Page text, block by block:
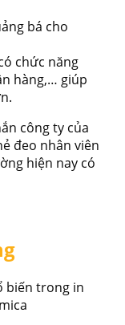
bá cho
chức năng
hàng,… giúp
công ty của
đeo nhân viên
hiện nay có
biến trong in